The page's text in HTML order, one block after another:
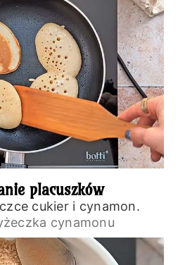
placuszków
cukier i cynamon.
cynamonu